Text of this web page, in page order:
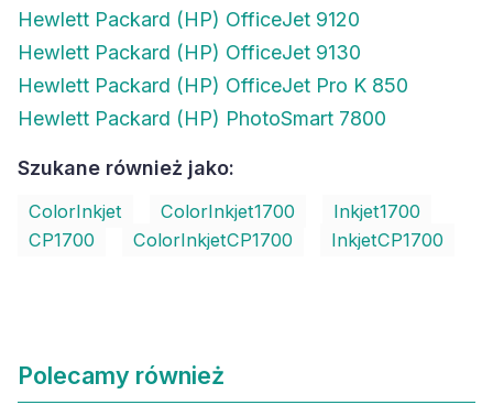
Hewlett Packard (HP) OfficeJet 9120
Hewlett Packard (HP) OfficeJet 9130
Hewlett Packard (HP) OfficeJet Pro K 850
Hewlett Packard (HP) PhotoSmart 7800
Szukane również jako:
ColorInkjet ColorInkjet1700
Inkjet1700
CP1700
ColorInkjetCP1700 InkjetCP1700
Polecamy również